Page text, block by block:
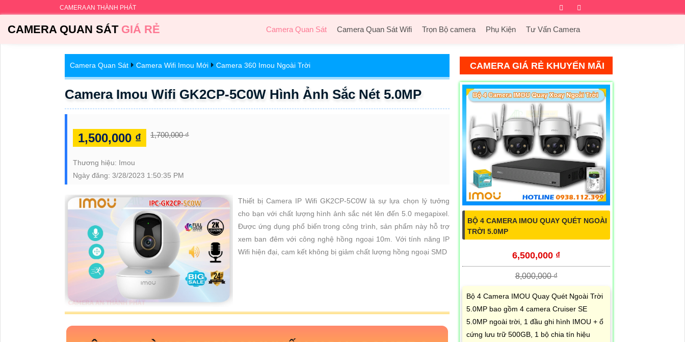
CAMERA AN THÀNH PHÁT Facebook
CAMERA QUAN SÁTGIÁ RẺ Camera Quan Sát Camera Quan Sát Wifi Trọn Bộ camera Phụ Kiện Tư Vấn Camera
Camera Quan Sát Camera Wifi Imou Mới Camera 360 Imou Ngoài Trời
Camera Imou Wifi GK2CP-5C0W Hình Ảnh Sắc Nét 5.0MP
1,500,000 ₫ 1,700,000 ₫
Thương hiệu: Imou
Ngày đăng: 3/28/2023 1:50:35 PM
Thiết bị Camera IP Wifi GK2CP-5C0W là sự lựa chọn lý tưởng
cho bạn với chất lượng hình ảnh sắc nét lên đến 5.0 megapixel.
Được ứng dụng phổ biến trong công trình, sản phẩm này hỗ trợ
xem ban đêm với công nghệ hồng ngoại 10m. Với tính năng IP
Wifi hiện đại, cam kết không bị giảm chất lượng hồng ngoại SMD
CAMERA GIÁ RẺ KHUYẾN MÃI
BỘ 4 CAMERA IMOU QUAY QUÉT NGOÀI
TRỜI 5.0MP
6,500,000 ₫
8,000,000 ₫
Bộ 4 Camera IMOU Quay Quét Ngoài Trời
5.0MP bao gồm 4 camera Cruiser SE
5.0MP ngoài trời, 1 đầu ghi hình IMOU + ổ
cứng lưu trữ 500GB, 1 bộ chia tín hiệu